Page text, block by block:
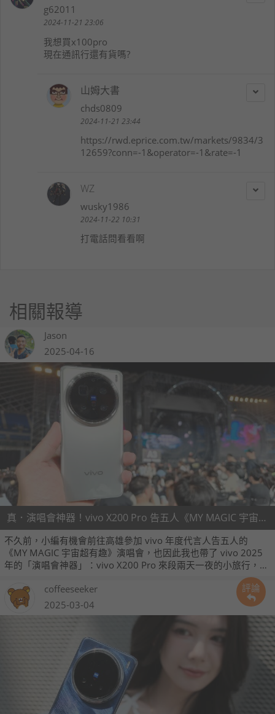
評論
g62011
2024-11-21 23:06
我想買x100pro
現在通訊行還有貨嗎?
山姆大書
chds0809
2024-11-21 23:44
https://rwd.eprice.com.tw/markets/9834/3
12659?conn=-1&operator=-1&rate=-1
WZ
wusky1986
2024-11-22 10:31
打電話問看看啊
相關報導
Jason
2025-04-16
真．演唱會神器！vivo X200 Pro 告五人《MY MAGIC 宇宙超有趣》高雄遊記
不久前，小編有機會前往高雄參加 vivo 年度代言人告五人的
《MY MAGIC 宇宙超有趣》演唱會，也因此我也帶了 vivo 2025
年的「演唱會神器」：vivo X200 Pro 來段兩天一夜的小旅行，這
裡也跟大家分享一下我在這段旅途中，透過 X200 Pro 所拍攝的相
片與影片。coffeeseeker
2025-03-04